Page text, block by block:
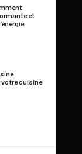
et
cuisine
:
popularité